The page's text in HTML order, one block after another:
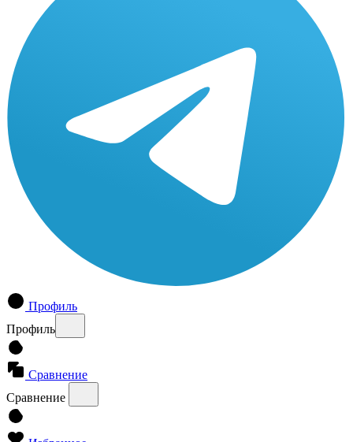
Профиль
Профиль
Сравнение
Сравнение